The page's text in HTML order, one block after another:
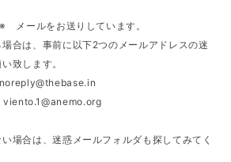
メールをお送りしています。
合は、事前に以下2つのメールアドレスの迷
致します。
noreply@thebase.in
viento.1@anemo.org
場合は、迷惑メールフォルダも探してみてく